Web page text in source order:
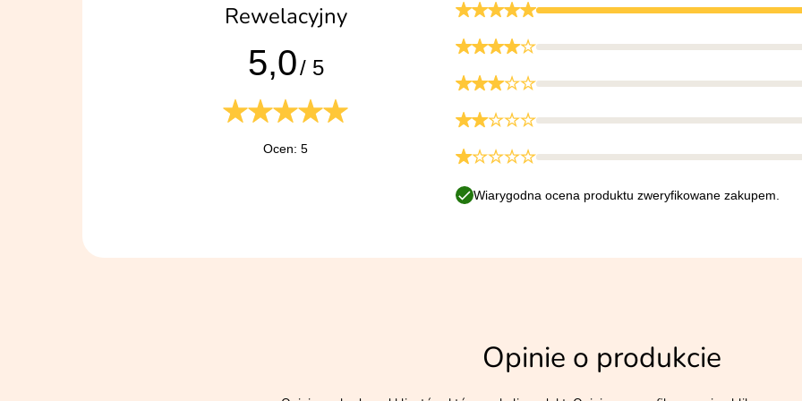
Rewelacyjny
5,0/ 5
Ocen: 5
Wiarygodna ocena produktu zweryfikowane zakupem.
Opinie o produkcie